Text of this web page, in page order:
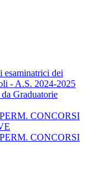
esaminatrici dei
- A.S. 2024-2025
Graduatorie
CONCORSI
CONCORSI